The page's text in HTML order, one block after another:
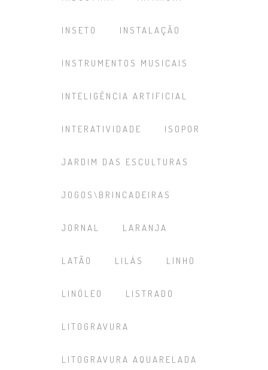
INSETO INSTALAÇÃO
INSTRUMENTOS MUSICAIS
INTELIGÊNCIA ARTIFICIAL
INTERATIVIDADE ISOPOR
JARDIM DAS ESCULTURAS
JOGOS\BRINCADEIRAS
JORNAL LARANJA
LATÃO LILÁS LINHO
LINÓLEO LISTRADO
LITOGRAVURA
LITOGRAVURA AQUARELADA